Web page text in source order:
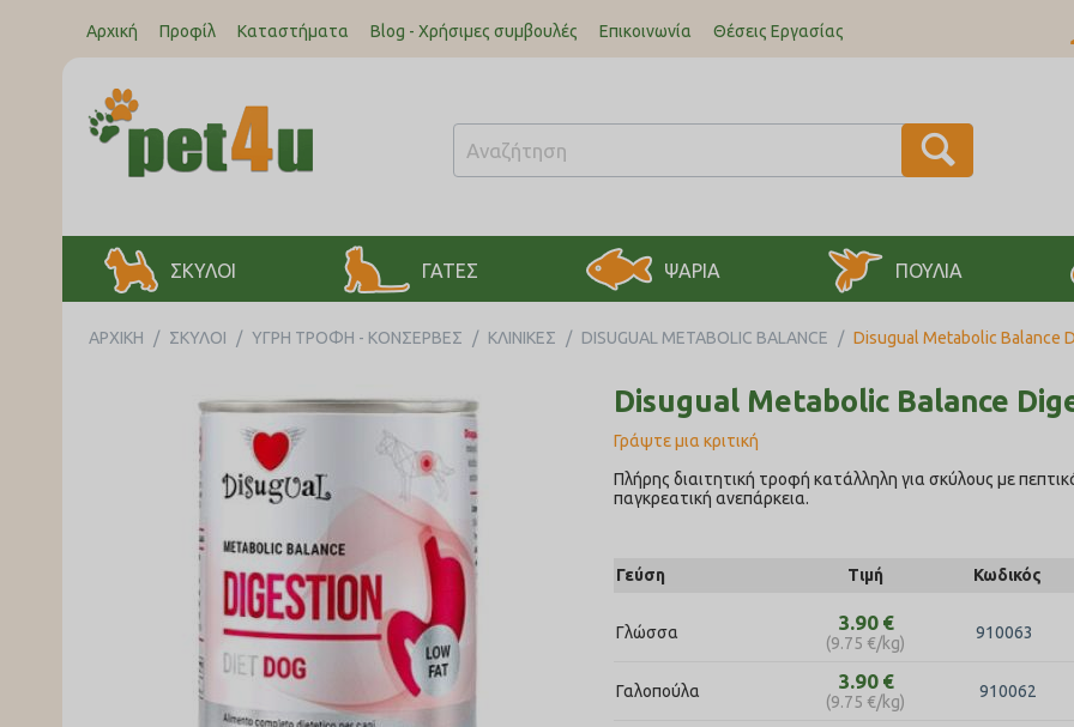
Αρχική Προφίλ Καταστήματα Blog - Χρήσιμες συμβουλές Επικοινωνία Θέσεις Εργασίας
ΣΚΥΛΟΙ ΓΑΤΕΣ ΨΑΡΙΑ ΠΟΥΛΙΑ
ΑΡΧΙΚΉ / ΣΚΥΛΟΙ / ΥΓΡΗ ΤΡΟΦΗ - ΚΟΝΣΕΡΒΕΣ / ΚΛΙΝΙΚΕΣ / DISUGUAL METABOLIC BALANCE / Disugual Metabolic Balance
Disugual Metabolic Balance
Γράψτε μια κριτική
Πλήρης διαιτητική τροφή κατάλληλη για σκύλους με
παγκρεατική ανεπάρκεια.
Γεύση Τιμή Κωδικός
Γλώσσα 3.90 €
(9.75 €/kg)
910063
Γαλοπούλα 3.90 €
(9.75 €/kg)
910062